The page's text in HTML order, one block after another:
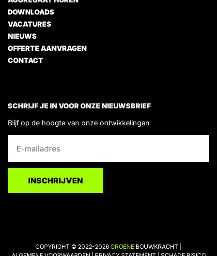
DOWNLOADS
VACATURES
NIEUWS
OFFERTE AANVRAGEN
CONTACT
SCHRIJF JE IN VOOR ONZE NIEUWSBRIEF
Blijf op de hoogte van onze ontwikkelingen
m
m
INSCHRIJVEN
COPYRIGHT © 2022-2026 GROENE BOUWKRACHT |